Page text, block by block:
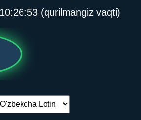
10:26:53 (qurilmangiz vaqti)
almashtirish: